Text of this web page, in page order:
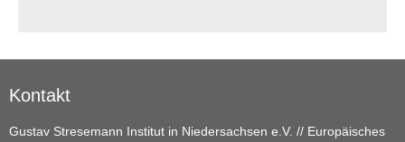
Kontakt
Gustav Stresemann Institut in Niedersachsen e.V. // Europäisches